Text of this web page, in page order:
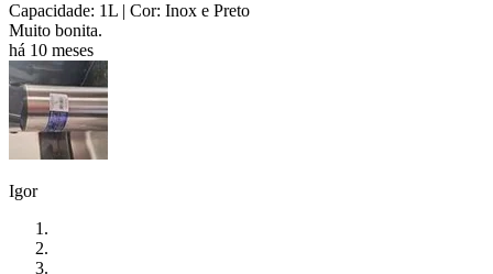
Capacidade: 1L | Cor: Inox e Preto
Muito bonita.
há 10 meses
Igor